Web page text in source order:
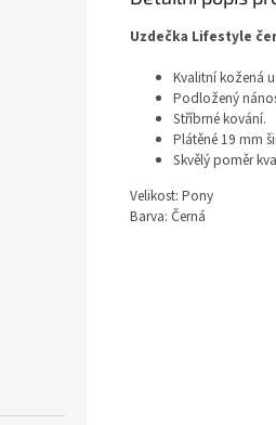
Uzdečka Lifestyle
Kvalitní kožená
Podložený
Stříbrné kování.
Plátěné 19 mm
Skvělý poměr
Velikost: Pony
Barva: Černá